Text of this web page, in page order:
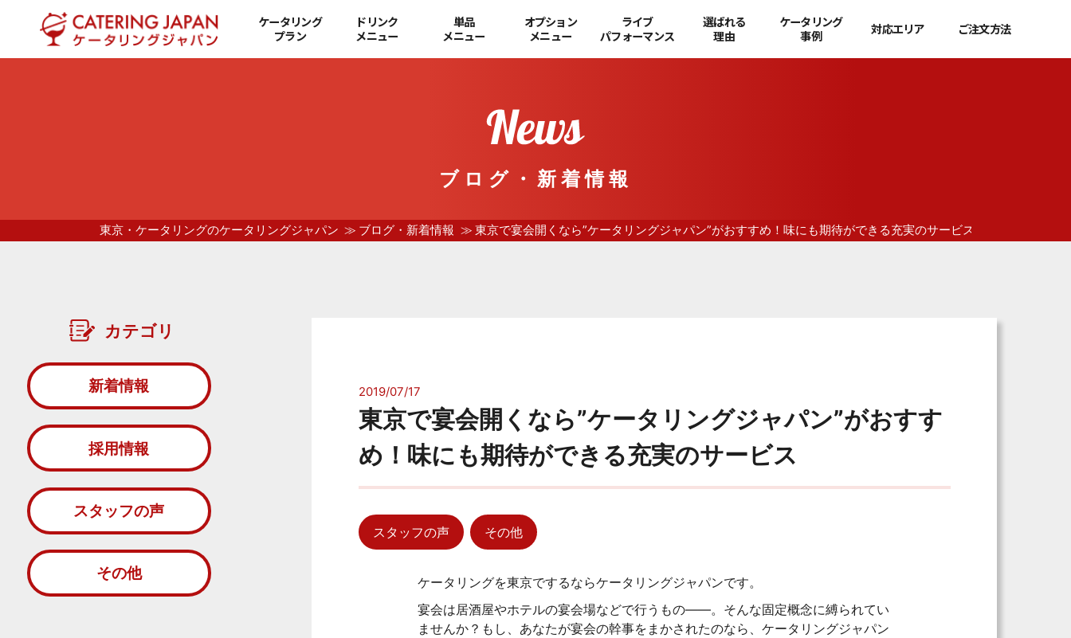
ケータリング
プラン
ドリンク
メニュー
単品
メニュー
オプション
メニュー
ライブ
パフォーマンス
選ばれる
理由
ケータリング
事例
対応エリア ご注文方法
ブログ・新着情報
東京・ケータリングのケータリングジャパン ブログ・新着情報 東京で宴会開くなら”ケータリングジャパン”がおすすめ！味にも期待ができる充実のサービス
2019/07/17
東京で宴会開くなら”ケータリングジャパン”がおすす
め！味にも期待ができる充実のサービス
スタッフの声 その他
ケータリングを東京でするならケータリングジャパンです。
宴会は居酒屋やホテルの宴会場などで行うもの――。そんな固定概念に縛られてい
ませんか？もし、あなたが宴会の幹事をまかされたのなら、ケータリングジャパン
カテゴリ
新着情報
採用情報
スタッフの声
その他